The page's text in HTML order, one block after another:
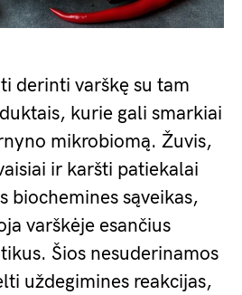
derinti varškę su tam
kurie gali smarkiai
mikrobiomą. Žuvis,
ir karšti patiekalai
biochemines sąveikas,
varškėje esančius
Šios nesuderinamos
uždegimines reakcijas,